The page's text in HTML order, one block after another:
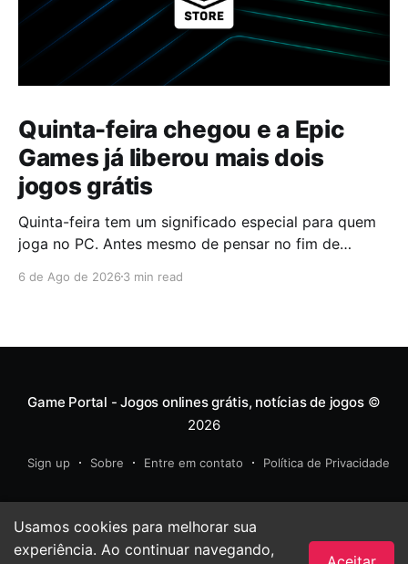
Usamos cookies para melhorar sua
experiência. Ao continuar navegando,
Quinta-feira chegou e a Epic
Games já liberou mais dois
jogos grátis
Quinta-feira tem um significado especial para quem
joga no PC. Antes mesmo de pensar no fim de
descobrir quais serão os próximos jogos a entrar na
diferentes,
6 de Ago de 2026 3 min read
Game Portal - Jogos onlines grátis, notícias de jogos©
2026
Sign up Sobre Entre em contato Política de Privacidade